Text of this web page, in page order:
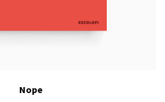
Nope